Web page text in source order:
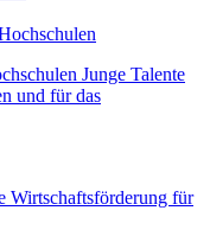
Junge Talente
und für das
Wirtschaftsförderung für